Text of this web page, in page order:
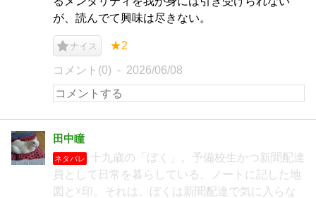
が、読んでて興味は尽きない。
ナイス ★2
コメント(0) 2026/06/08
田中瞳
ネタバレ
十九歳の「ぼく」。予備校生かつ新聞配達
員として日常を暮らしている。ノートに記した地
図と☓印。それは、ぼくは新聞配達で気に入らな